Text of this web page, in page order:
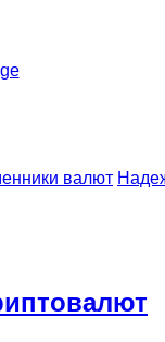
валют